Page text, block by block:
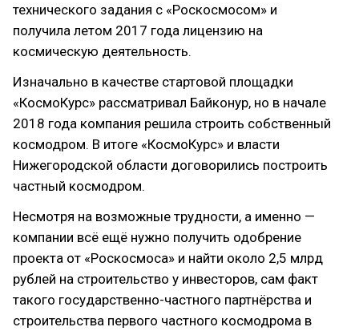
технического задания с «Роскосмосом» и
получила летом 2017 года лицензию на
космическую деятельность.
Изначально в качестве стартовой площадки
«КосмоКурс» рассматривал Байконур, но в начале
2018 года компания решила строить собственный
космодром. В итоге «КосмоКурс» и власти
Нижегородской области договорились построить
частный космодром.
Несмотря на возможные трудности, а именно —
компании всё ещё нужно получить одобрение
проекта от «Роскосмоса» и найти около 2,5 млрд
рублей на строительство у инвесторов, сам факт
такого государственно-частного партнёрства и
строительства первого частного космодрома в